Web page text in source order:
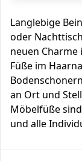
Langlebige
oder
neuen Charme
Füße im
an Ort und
Möbelfüße
und alle